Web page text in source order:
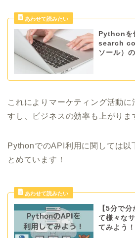
Pythonを
search
ソール）
これによりマーケティング活動に
すし、ビジネスの効率も上がりま
PythonでのAPI利用に関しては以
とめています！
【5分で
て様々な
てみよう！